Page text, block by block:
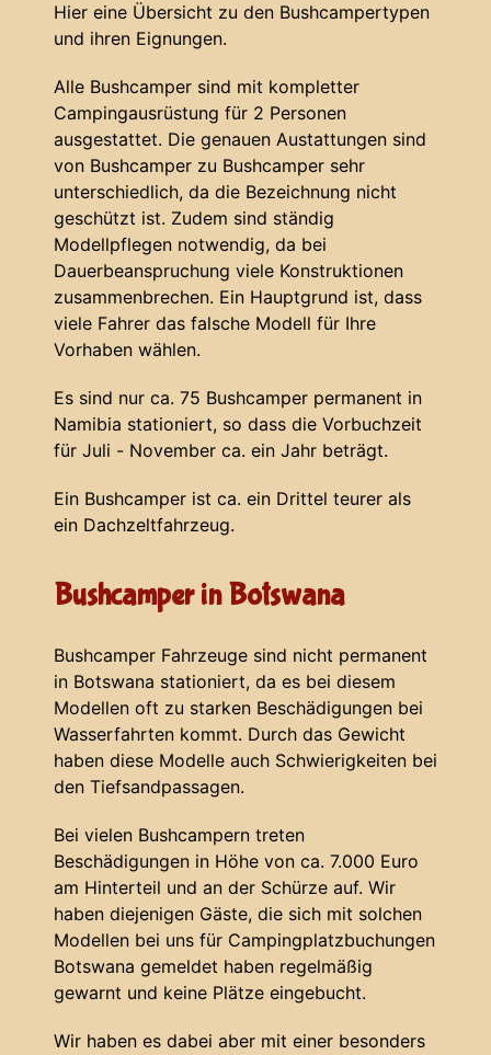
Hier eine Übersicht zu den Bushcampertypen
und ihren Eignungen.
Alle Bushcamper sind mit kompletter
Campingausrüstung für 2 Personen
ausgestattet. Die genauen Austattungen sind
von Bushcamper zu Bushcamper sehr
unterschiedlich, da die Bezeichnung nicht
geschützt ist. Zudem sind ständig
Modellpflegen notwendig, da bei
Dauerbeanspruchung viele Konstruktionen
zusammenbrechen. Ein Hauptgrund ist, dass
viele Fahrer das falsche Modell für Ihre
Vorhaben wählen.
Es sind nur ca. 75 Bushcamper permanent in
Namibia stationiert, so dass die Vorbuchzeit
für Juli - November ca. ein Jahr beträgt.
Ein Bushcamper ist ca. ein Drittel teurer als
ein Dachzeltfahrzeug.
Bushcamper in Botswana
Bushcamper Fahrzeuge sind nicht permanent
in Botswana stationiert, da es bei diesem
Modellen oft zu starken Beschädigungen bei
Wasserfahrten kommt. Durch das Gewicht
haben diese Modelle auch Schwierigkeiten bei
den Tiefsandpassagen.
Bei vielen Bushcampern treten
Beschädigungen in Höhe von ca. 7.000 Euro
am Hinterteil und an der Schürze auf. Wir
haben diejenigen Gäste, die sich mit solchen
Modellen bei uns für Campingplatzbuchungen
Botswana gemeldet haben regelmäßig
gewarnt und keine Plätze eingebucht.
Wir haben es dabei aber mit einer besonders